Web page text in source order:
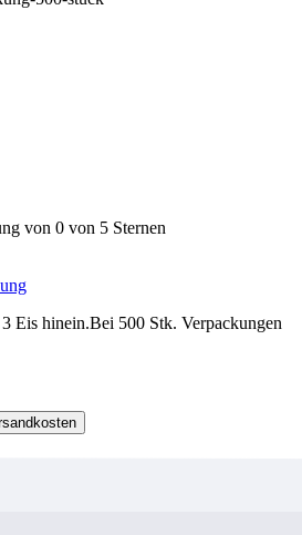
von 0 von 5 Sternen
Eis hinein.Bei 500 Stk. Verpackungen